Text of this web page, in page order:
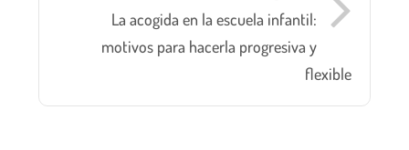
La acogida en la escuela infantil:
motivos para hacerla progresiva y
flexible